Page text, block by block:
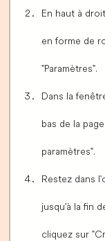
En haut à
en forme de
"Paramètres".
Dans la
bas de la
paramètres".
Restez dans
jusqu'à la fin
cliquez sur